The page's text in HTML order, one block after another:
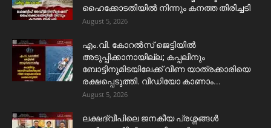
ഹൈക്കോടതിയിൽ നിന്നും കനത്ത തിരിച്ചടി
August 5, 2026
​എം.വി. കോറൽസ് ജെട്ടിയിൽ
അടുപ്പിക്കാനായില്ല; കപ്പലിനും
ബോട്ടിനുമിടയിലേക്ക് വീണ യാത്രക്കാരിയെ
രക്ഷപ്പെടുത്തി. വീഡിയോ കാണാം...
August 5, 2026
ലക്ഷദ്വീപിലെ ജനകീയ പ്രശ്നങ്ങൾ